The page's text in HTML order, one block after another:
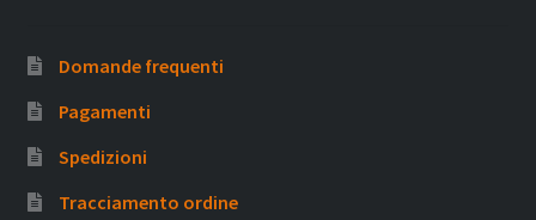
Domande frequenti
Pagamenti
Spedizioni
Tracciamento ordine